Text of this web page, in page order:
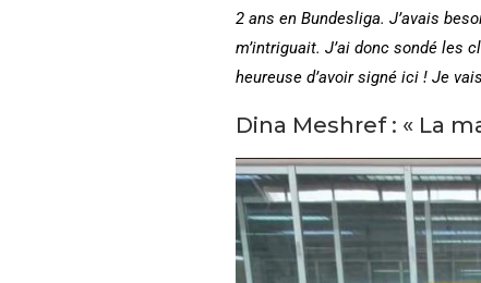
2 ans en Bundesliga. J’avais
m’intriguait. J’ai donc sondé les
heureuse d’avoir signé ici ! Je
Dina Meshref : « La